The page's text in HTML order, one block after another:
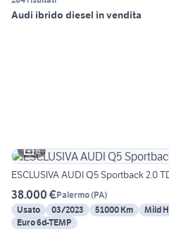
Audi ibrido diesel in vendita
6
ESCLUSIVA AUDI Q5 Sportback 2.0
38.000 €Palermo(PA)
Usato
03/2023 51000 Km Mild
Euro 6d-TEMP